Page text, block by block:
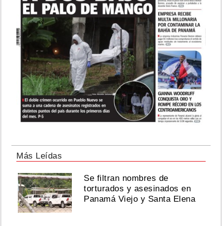
Más Leídas
Se filtran nombres de
torturados y asesinados en
Panamá Viejo y Santa Elena